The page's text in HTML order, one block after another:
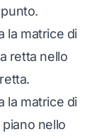
la matrice di
retta nello
la matrice di
nello